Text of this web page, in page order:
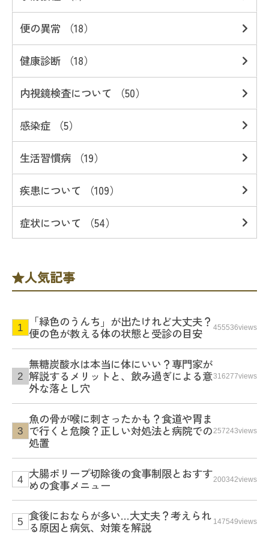
便の異常 （18）
健康診断 （18）
内視鏡検査について （50）
感染症 （5）
生活習慣病 （19）
疾患について （109）
症状について （54）
人気記事
「緑色のうんち」が出たけれど大丈夫？
便の色が教える体の状態と受診の目安
455536views
無糖炭酸水は本当に体にいい？専門家が
解説するメリットと、飲み過ぎによる意
外な落とし穴
316277views
魚の骨が喉に刺さったかも？食道や胃ま
で行くと危険？正しい対処法と病院での
処置
257243views
大腸ポリープ切除後の食事制限とおすす
めの食事メニュー
200342views
食後におならが多い…大丈夫？考えられ
る原因と病気、対策を解説
147549views